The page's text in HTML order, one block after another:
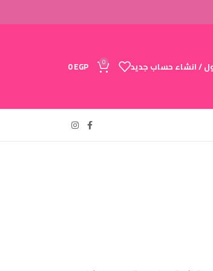
/ انشاء حساب جديد 0
0EGP